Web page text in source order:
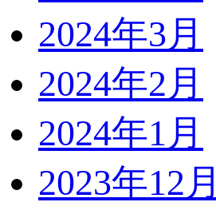
2024年3月
2024年2月
2024年1月
2023年12月